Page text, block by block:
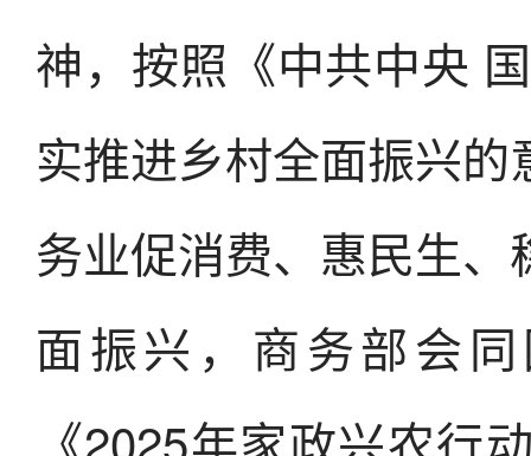
神，按照《中共中央
实推进乡村全面振兴
务业促消费、惠民生
面振兴，商务部会
《2025年家政兴农行